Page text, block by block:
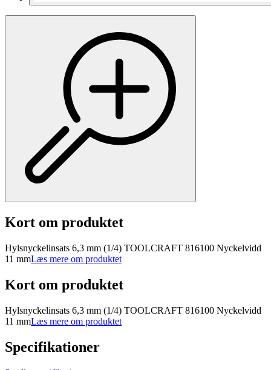
Kort om produktet
Hylsnyckelinsats 6,3 mm (1/4) TOOLCRAFT 816100 Nyckelvidd
11 mmLæs mere om produktet
Kort om produktet
Hylsnyckelinsats 6,3 mm (1/4) TOOLCRAFT 816100 Nyckelvidd
11 mmLæs mere om produktet
Specifikationer